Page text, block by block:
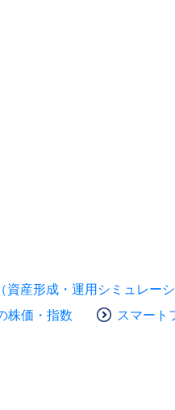
資産形成・運用シミュレーシ
株価・指数 スマート